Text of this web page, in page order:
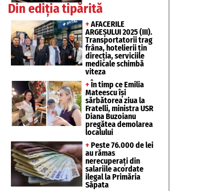
Din ediția tipărită
+ AFACERILE
ARGEȘULUI 2025 (III).
Transportatorii trag
frâna, hotelierii țin
direcția, serviciile
medicale schimbă
viteza
+ În timp ce Emilia
Mateescu își
sărbătorea ziua la
Fratelli, ministra USR
Diana Buzoianu
pregătea demolarea
localului
+ Peste 76.000 de lei
au rămas
nerecuperați din
salariile acordate
ilegal la Primăria
Săpata